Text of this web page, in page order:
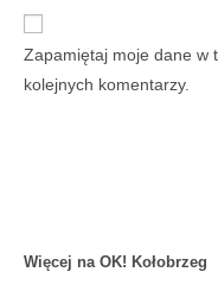
Zapamiętaj moje dane w
kolejnych komentarzy.
Więcej na OK! Kołobrzeg